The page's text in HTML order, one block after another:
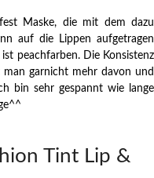
Maske, die mit dem dazu
auf die Lippen aufgetragen
peachfarben. Die Konsistenz
garnicht mehr davon und
bin sehr gespannt wie lange
Tint Lip &